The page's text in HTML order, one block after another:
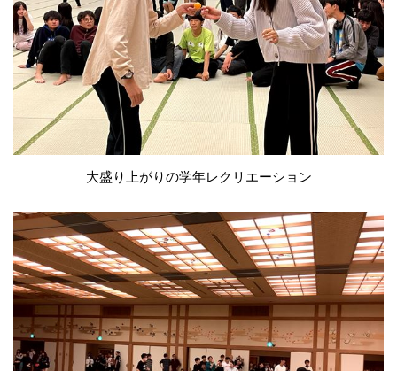
大盛り上がりの学年レクリエーション